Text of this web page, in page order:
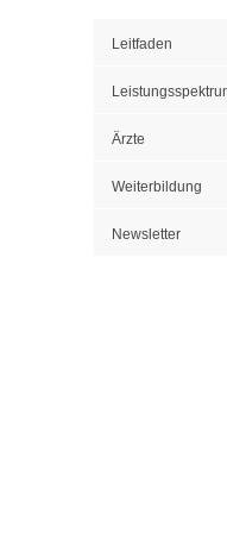
Leitfaden
Ärzte
Weiterbildung
Newsletter